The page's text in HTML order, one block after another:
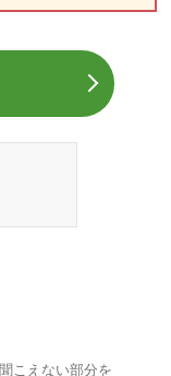
こえない部分を